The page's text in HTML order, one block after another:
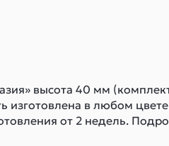
высота 40 мм
в любом
от 2 недель.